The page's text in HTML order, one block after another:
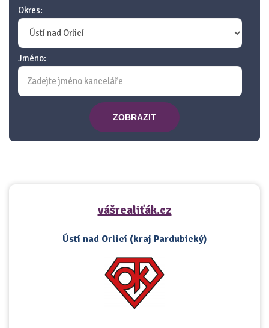
Okres:
Jméno:
ZOBRAZIT
vášrealiťák.cz
Ústí nad Orlicí (kraj Pardubický)